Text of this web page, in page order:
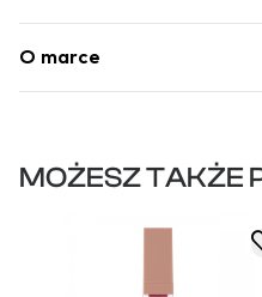
O marce
MOŻESZ TAKŻE